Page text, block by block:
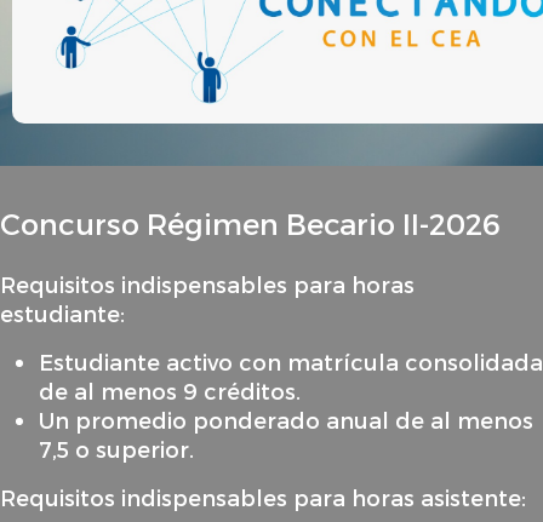
Concurso Régimen Becario II-2026
Requisitos indispensables para horas
estudiante:
Estudiante activo con matrícula consolidada
de al menos 9 créditos.
Un promedio ponderado anual de al menos
7,5 o superior.
Requisitos indispensables para horas asistente: